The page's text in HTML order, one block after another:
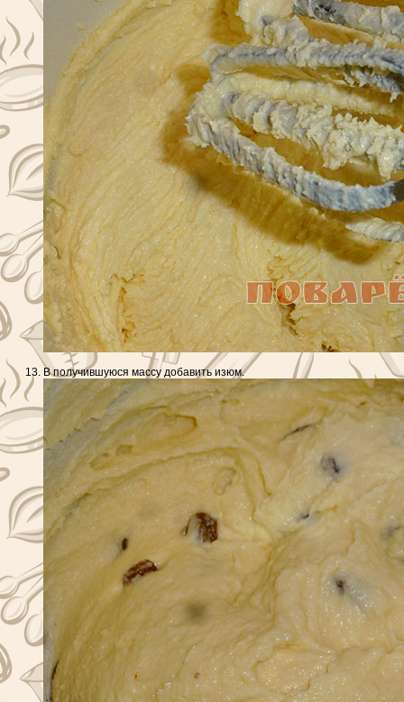
В получившуюся массу добавить изюм.